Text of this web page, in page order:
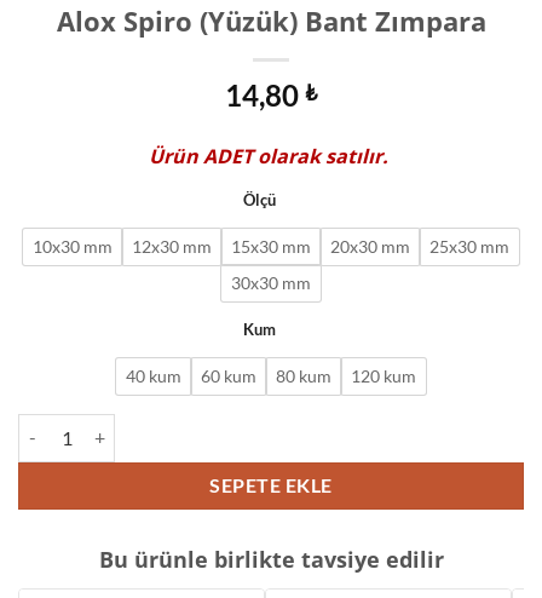
Alox Spiro (Yüzük) Bant Zımpara
14,80 ₺
ÜrünADETolarak satılır.
Ölçü
10x30 mm 12x30 mm 15x30 mm 20x30 mm
25x30 mm
30x30 mm
Kum
40 kum 60 kum 80 kum 120 kum
SEPETE EKLE
Bu ürünle birlikte tavsiye edilir